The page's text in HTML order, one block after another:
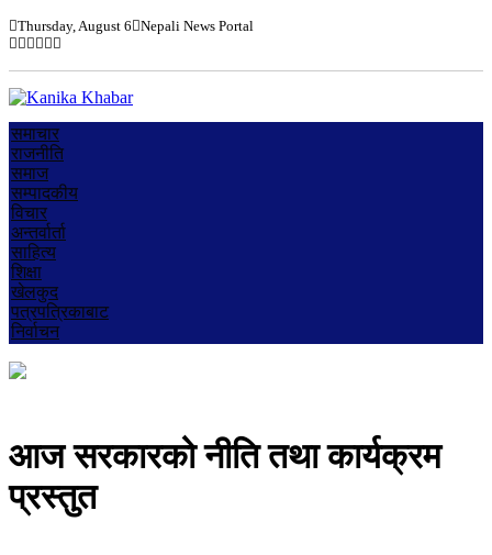
Thursday, August 6 Nepali News Portal
समाचार
राजनीति
समाज
सम्पादकीय
विचार
अन्तर्वार्ता
साहित्य
शिक्षा
खेलकुद
पत्रपत्रिकाबाट
निर्वाचन
आज सरकारको नीति तथा कार्यक्रम
प्रस्तुत